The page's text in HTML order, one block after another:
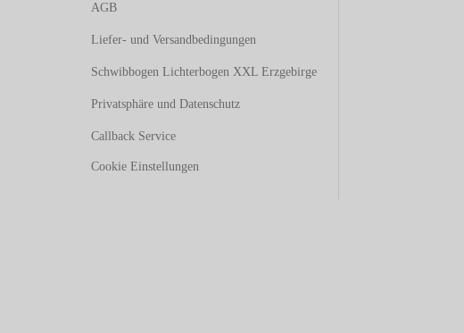
AGB
Liefer- und Versandbedingungen
Schwibbogen Lichterbogen XXL Erzgebirge
Privatsphäre und Datenschutz
Callback Service
Cookie Einstellungen